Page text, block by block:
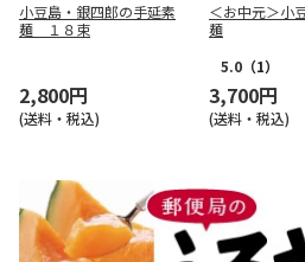
小豆島・銀四郎の手延素
麺 １８束
2,800円
(送料・税込)
＜お中元＞小
麺
5.0 （1）
3,700円
(送料・税込)